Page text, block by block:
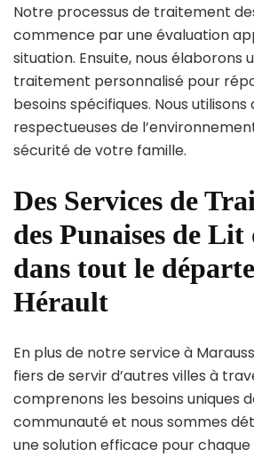
Notre processus de traitement
commence par une évaluation
situation. Ensuite, nous élaborons
traitement personnalisé pour
besoins spécifiques. Nous
respectueuses de
sécurité de votre famille.
Des Services de
des Punaises de
dans tout le
Hérault
En plus de notre service à
fiers de servir d’autres villes à
comprenons les besoins uniques
communauté et nous sommes
une solution efficace pour chaque